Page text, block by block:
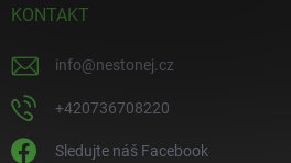
KONTAKT
info@nestonej.cz
+420736708220
Sledujte náš Facebook